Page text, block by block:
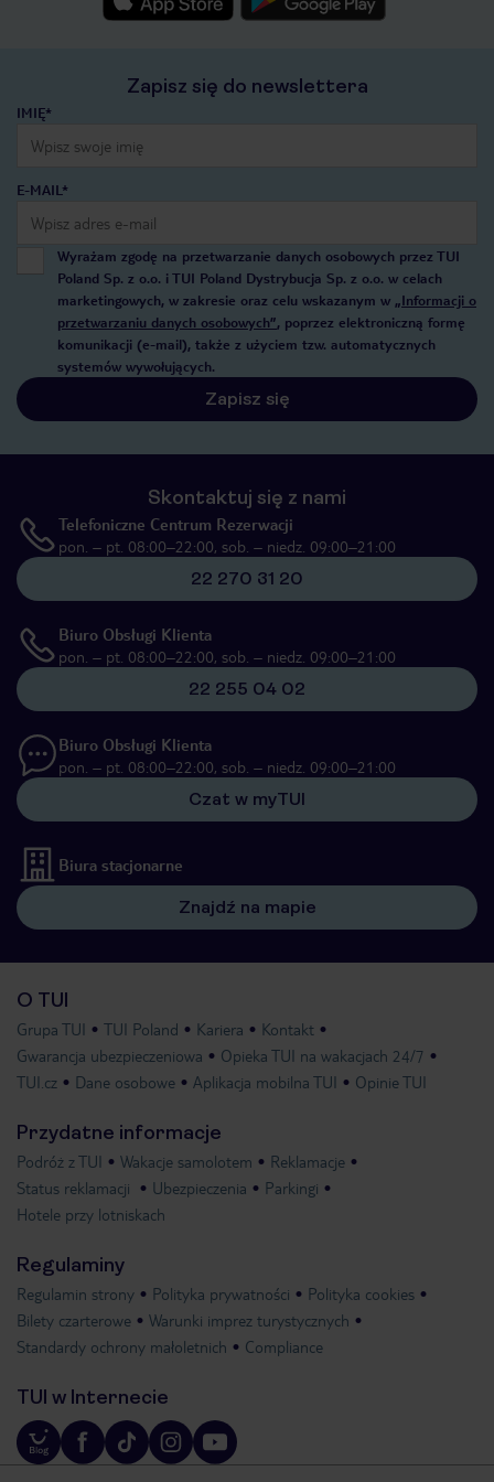
Zapisz się do newslettera
IMIĘ*
E-MAIL*
Wyrażam zgodę na przetwarzanie danych osobowych przez TUI
Poland Sp. z o.o. i TUI Poland Dystrybucja Sp. z o.o. w celach
marketingowych, w zakresie oraz celu wskazanym w „Informacji o
przetwarzaniu danych osobowych”, poprzez elektroniczną formę
komunikacji (e-mail), także z użyciem tzw. automatycznych
systemów wywołujących.
Zapisz się
Skontaktuj się z nami
Telefoniczne Centrum Rezerwacji
pon. – pt. 08:00–22:00, sob. – niedz. 09:00–21:00
22 270 31 20
Biuro Obsługi Klienta
pon. – pt. 08:00–22:00, sob. – niedz. 09:00–21:00
22 255 04 02
Biuro Obsługi Klienta
pon. – pt. 08:00–22:00, sob. – niedz. 09:00–21:00
Czat w myTUI
Biura stacjonarne
Znajdź na mapie
O TUI
Grupa TUI TUI Poland Kariera
Kontakt
Gwarancja ubezpieczeniowa
Opieka TUI na wakacjach 24/7
TUI.cz
Dane osobowe Aplikacja mobilna TUI Opinie TUI
Przydatne informacje
Podróż z TUI Wakacje samolotem
Reklamacje
Status reklamacji
Ubezpieczenia
Parkingi
Hotele przy lotniskach
Regulaminy
Regulamin strony Polityka prywatności
Polityka cookies
Bilety czarterowe
Warunki imprez turystycznych
Standardy ochrony małoletnich
Compliance
TUI w Internecie